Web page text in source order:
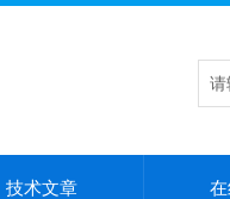
技术文章